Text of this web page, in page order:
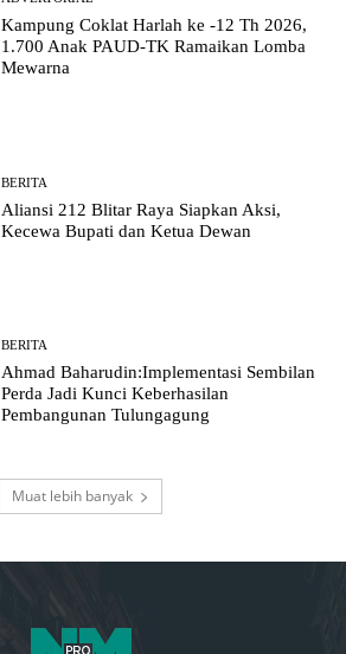
Kampung Coklat Harlah ke -12 Th 2026,
1.700 Anak PAUD-TK Ramaikan Lomba
Mewarna
BERITA
Aliansi 212 Blitar Raya Siapkan Aksi,
Kecewa Bupati dan Ketua Dewan
BERITA
Ahmad Baharudin:Implementasi Sembilan
Perda Jadi Kunci Keberhasilan
Pembangunan Tulungagung
Muat lebih banyak